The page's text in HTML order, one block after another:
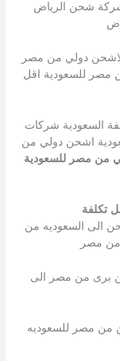
شحن الرياض
دولي من مصر
مصر للسعودية اقل
السعودية شركات
اشحن دولي من
من مصر للسعودية
تكلفة
الى السعوديه من
مصر
برى من مصر الى
من مصر للسعوديه